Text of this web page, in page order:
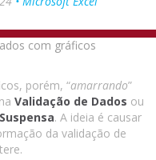
porém, “amarrando”
Validação de Dados ou
. A ideia é causar
da validação de